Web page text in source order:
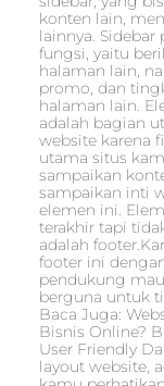
konten lain,
lainnya. Sidebar
fungsi, yaitu
halaman lain,
promo, dan
halaman lain.
adalah bagian
website karena
utama situs
sampaikan
sampaikan inti
elemen ini.
terakhir tapi
adalah
footer ini
pendukung
berguna untuk
Baca Juga:
Bisnis Online?
User Friendly
layout website,